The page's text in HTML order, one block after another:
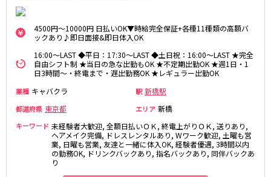
4500円～10000円 日払いOK▼時給完全保証+各種11種類の高額バ
ックあり♪即日面接&即日体入OK
16:00～LAST ◆平日：17:30～LAST ◆土日祝：16:00～LAST ★完全
自由シフト制 ★当日の急な出勤もOK ★不定期出勤OK ★週1日・1
日3時間～・終電まで・遅出勤務OK ★レギュラー出勤OK
業種 キャバクラ 駅 新橋駅
都道府県 東京都 エリア 新橋
キーワード 未経験者大歓迎, 全額日払いＯＫ, 終電上がりＯＫ, 送りあり,
ヘアメイク完備, ドレスレンタルあり, Wワーク歓迎, 土曜も営
業, 日曜も営業, 友達と一緒に体入OK, 経験者優遇, 3時間以内
の勤務OK, ドリンクバックあり, 指名バックあり, 同伴バックあ
り
都営浅草線
新橋駅
五反田駅
浅草駅
浅草橋駅
東京メトロ銀座線
新橋駅
銀座駅
上野駅
上野広小路駅
神田駅